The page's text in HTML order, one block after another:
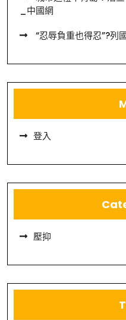
_中國網
“忍辱負重也得忍”?列
登入
壓抑